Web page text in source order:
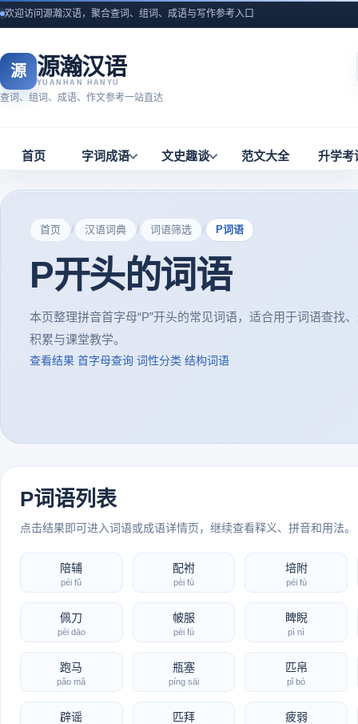
欢迎访问源瀚汉语，聚合查词、组词、成语与写作参考入口
源 源瀚汉语
YUANHAN HANYU
查词、组词、成语、作文参考一站直达
首页 字词成语 文史趣谈 范文大全 升学考
首页 / 汉语词典 / 词语筛选 / P词语
P开头的词语
本页整理拼音首字母“P”开头的常见词语，适合用于词语查找
积累与课堂教学。
查看结果 首字母查询 词性分类 结构词语
P词语列表
点击结果即可进入词语或成语详情页，继续查看释义、拼音和用法。
陪辅
péi fǔ
配祔
pèi fù
培附
péi fù
佩刀
pèi dāo
帔服
pèi fú
睥睨
pì nì
跑马
pǎo mǎ
瓶塞
píng sāi
匹帛
pǐ bó
辟谣 匹拜 疲弱